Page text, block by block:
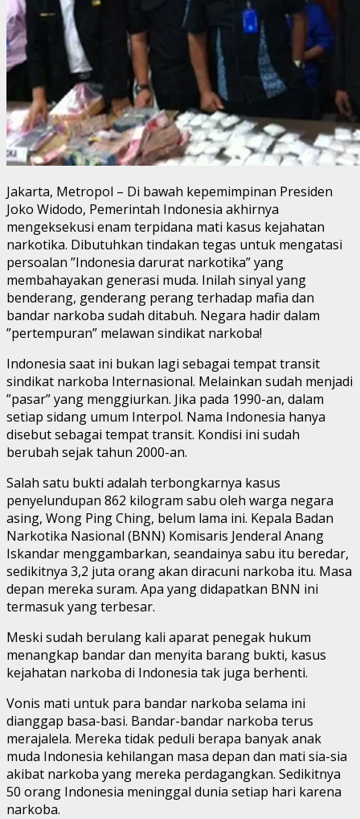
Jakarta, Metropol – Di bawah kepemimpinan Presiden
Joko Widodo, Pemerintah Indonesia akhirnya
mengeksekusi enam terpidana mati kasus kejahatan
narkotika. Dibutuhkan tindakan tegas untuk mengatasi
persoalan ”Indonesia darurat narkotika” yang
membahayakan generasi muda. Inilah sinyal yang
benderang, genderang perang terhadap mafia dan
bandar narkoba sudah ditabuh. Negara hadir dalam
”pertempuran” melawan sindikat narkoba!
Indonesia saat ini bukan lagi sebagai tempat transit
sindikat narkoba Internasional. Melainkan sudah menjadi
”pasar” yang menggiurkan. Jika pada 1990-an, dalam
setiap sidang umum Interpol. Nama Indonesia hanya
disebut sebagai tempat transit. Kondisi ini sudah
berubah sejak tahun 2000-an.
Salah satu bukti adalah terbongkarnya kasus
penyelundupan 862 kilogram sabu oleh warga negara
asing, Wong Ping Ching, belum lama ini. Kepala Badan
Narkotika Nasional (BNN) Komisaris Jenderal Anang
Iskandar menggambarkan, seandainya sabu itu beredar,
sedikitnya 3,2 juta orang akan diracuni narkoba itu. Masa
depan mereka suram. Apa yang didapatkan BNN ini
termasuk yang terbesar.
Meski sudah berulang kali aparat penegak hukum
menangkap bandar dan menyita barang bukti, kasus
kejahatan narkoba di Indonesia tak juga berhenti.
Vonis mati untuk para bandar narkoba selama ini
dianggap basa-basi. Bandar-bandar narkoba terus
merajalela. Mereka tidak peduli berapa banyak anak
muda Indonesia kehilangan masa depan dan mati sia-sia
akibat narkoba yang mereka perdagangkan. Sedikitnya
50 orang Indonesia meninggal dunia setiap hari karena
narkoba.